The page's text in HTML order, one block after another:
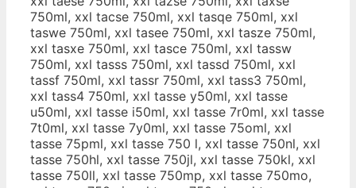
750ml, xxl tacse 750ml, xxl tasqe 750ml, xxl
taswe 750ml, xxl tasee 750ml, xxl tasze 750ml,
xxl tasxe 750ml, xxl tasce 750ml, xxl tassw
750ml, xxl tasss 750ml, xxl tassd 750ml, xxl
tassf 750ml, xxl tassr 750ml, xxl tass3 750ml,
xxl tass4 750ml, xxl tasse y50ml, xxl tasse
u50ml, xxl tasse i50ml, xxl tasse 7r0ml, xxl tasse
7t0ml, xxl tasse 7y0ml, xxl tasse 75oml, xxl
tasse 75pml, xxl tasse 750 l, xxl tasse 750nl, xxl
tasse 750hl, xxl tasse 750jl, xxl tasse 750kl, xxl
tasse 750ll, xxl tasse 750mp, xxl tasse 750mo,